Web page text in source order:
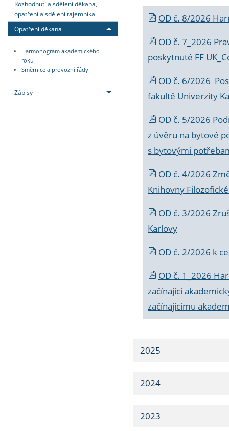
Rozhodnutí a sdělení děkana,
opatření a sdělení tajemníka
Opatření děkana
Harmonogram akademického
roku
Směrnice a provozní řády
Zápisy
OD č. 8/2026
OD č. 7_2026
poskytnuté FF
OD č. 6/2026
fakultě Univerzity
OD č. 5/2026
z úvěru na bytové
s bytovými
OD č. 4/2026
Knihovny
OD č. 3/2026
Karlovy
OD č. 2/2026 k
OD č. 1_2026
začínající
začínajícímu
2025
2024
2023